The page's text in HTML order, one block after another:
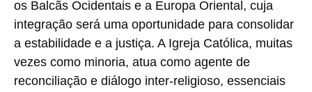
os Balcãs Ocidentais e a Europa Oriental, cuja
integração será uma oportunidade para consolidar
a estabilidade e a justiça. A Igreja Católica, muitas
vezes como minoria, atua como agente de
reconciliação e diálogo inter-religioso, essenciais